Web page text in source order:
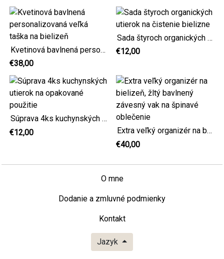
Kvetinová bavlnená personalizovaná veľká taška na bielizeň
€38,00
Sada štyroch organických utierok na čistenie bielizne
€12,00
Súprava 4ks kuchynských utierok na opakované použitie
€12,00
Extra veľký organizér na bielizeň, žltý bavlnený závesný vak na špinavé oblečenie
€40,00
O mne
Dodanie a zmluvné podmienky
Kontakt
Jazyk